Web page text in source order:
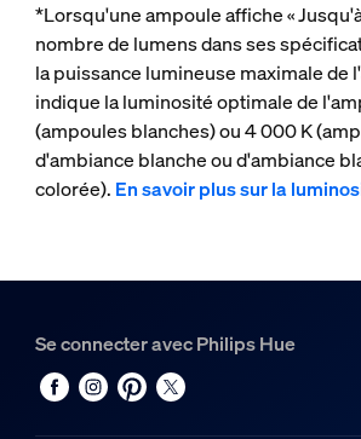
*Lorsqu'une ampoule affiche «
nombre de lumens dans ses
la puissance lumineuse maximale de
indique la luminosité optimale de
(ampoules blanches) ou 4 000 K
d'ambiance blanche ou d'ambiance
colorée). En savoir plus sur la
Se connecter avec Philips Hue